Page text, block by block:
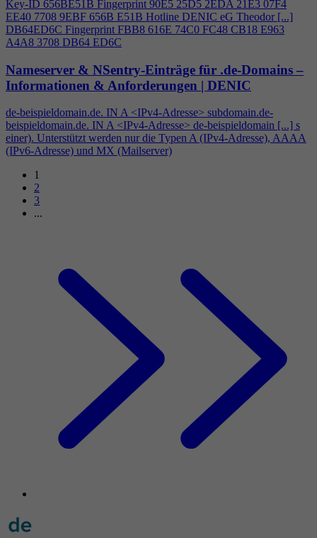
Key-ID 656BE51B Fingerprint 90E5 25D5 2EDA 21E3 07F4
EE40 7708 9EBF 656B E51B Hotline DENIC eG Theodor [...]
DB64ED6C Fingerprint FBB8 616E 74C0 FC48 CB18 E963
A4A8 3708 DB64 ED6C
Nameserver & NSentry-Einträge für .de-Domains –
Informationen & Anforderungen | DENIC
de-beispieldomain.de. IN A <IPv4-Adresse> subdomain.de-
beispieldomain.de. IN A <IPv4-Adresse> de-beispieldomain [...] s
einer). Unterstützt werden nur die Typen A (IPv4-Adresse), AAAA
(IPv6-Adresse) und MX (Mailserver)
1
2
3
...